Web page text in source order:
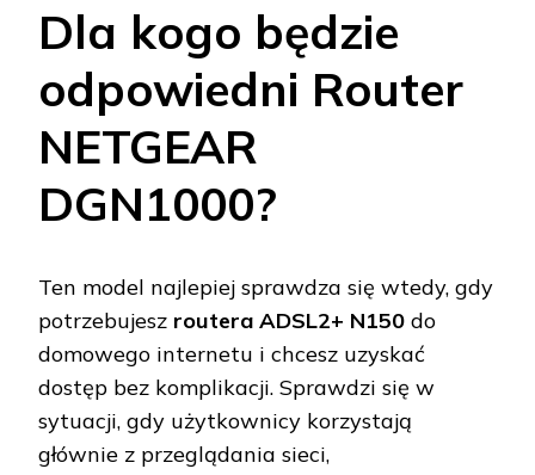
Dla kogo będzie
odpowiedni Router
NETGEAR
DGN1000?
Ten model najlepiej sprawdza się wtedy, gdy
potrzebujesz routera ADSL2+ N150 do
domowego internetu i chcesz uzyskać
dostęp bez komplikacji. Sprawdzi się w
sytuacji, gdy użytkownicy korzystają
głównie z przeglądania sieci,